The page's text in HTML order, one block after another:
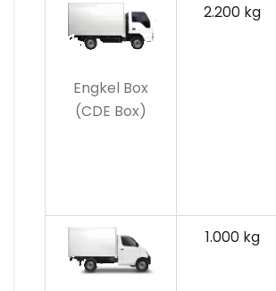
Engkel Box
(CDE Box)
2.200 kg
1.000 kg